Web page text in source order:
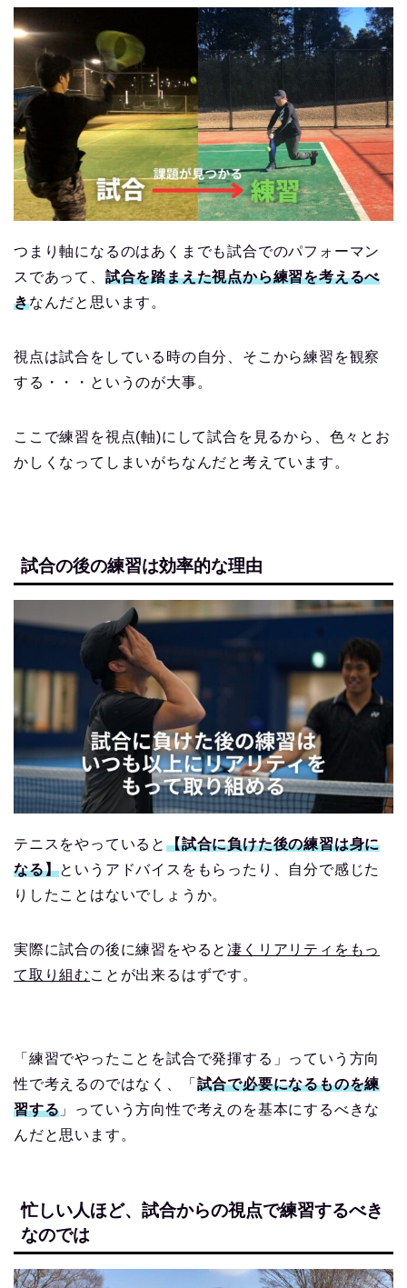
つまり軸になるのはあくまでも試合でのパフォーマン
スであって、 試合を踏まえた視点から練習を考えるべ
きなんだと思います。
視点は試合をしている時の自分、そこから練習を観察
する・・・というのが大事。
ここで練習を視点(軸)にして試合を見るから、色々とお
かしくなってしまいがちなんだと考えています。
試合の後の練習は効率的な理由
テニスをやっていると 【試合に負けた後の練習は身に
なる】というアドバイスをもらったり、自分で感じた
りしたことはないでしょうか。
実際に試合の後に練習をやると凄くリアリティをもっ
て取り組む ことが出来るはずです。
「練習でやったことを試合で発揮する」っていう方向
性で考えるのではなく、「 試合で必要になるものを練
習する 」っていう方向性で考えのを基本にするべきな
んだと思います。
忙しい人ほど、試合からの視点で練習するべき
なのでは